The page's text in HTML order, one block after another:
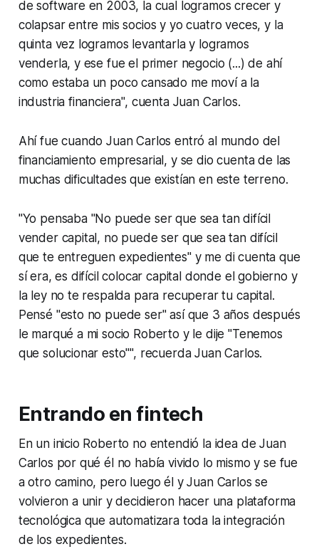
de software en 2003, la cual logramos crecer y
colapsar entre mis socios y yo cuatro veces, y la
quinta vez logramos levantarla y logramos
venderla, y ese fue el primer negocio (...) de ahí
como estaba un poco cansado me moví a la
industria financiera", cuenta Juan Carlos.
Ahí fue cuando Juan Carlos entró al mundo del
financiamiento empresarial, y se dio cuenta de las
muchas dificultades que existían en este terreno.
"Yo pensaba "No puede ser que sea tan difícil
vender capital, no puede ser que sea tan difícil
que te entreguen expedientes" y me di cuenta que
sí era, es difícil colocar capital donde el gobierno y
la ley no te respalda para recuperar tu capital.
Pensé "esto no puede ser" así que 3 años después
le marqué a mi socio Roberto y le dije "Tenemos
que solucionar esto"", recuerda Juan Carlos.
Entrando en fintech
En un inicio Roberto no entendió la idea de Juan
Carlos por qué él no había vivido lo mismo y se fue
a otro camino, pero luego él y Juan Carlos se
volvieron a unir y decidieron hacer una plataforma
tecnológica que automatizara toda la integración
de los expedientes.